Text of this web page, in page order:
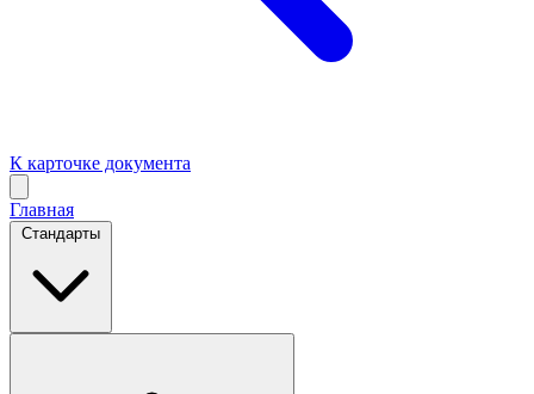
К карточке документа
Главная
Стандарты